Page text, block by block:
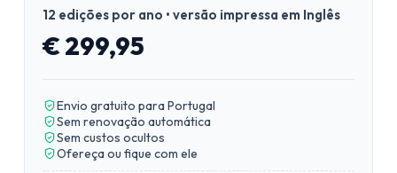
12 edições por ano • versão impressa em Inglês
€ 299,95
Envio gratuito para Portugal
Sem renovação automática
Sem custos ocultos
Ofereça ou fique com ele